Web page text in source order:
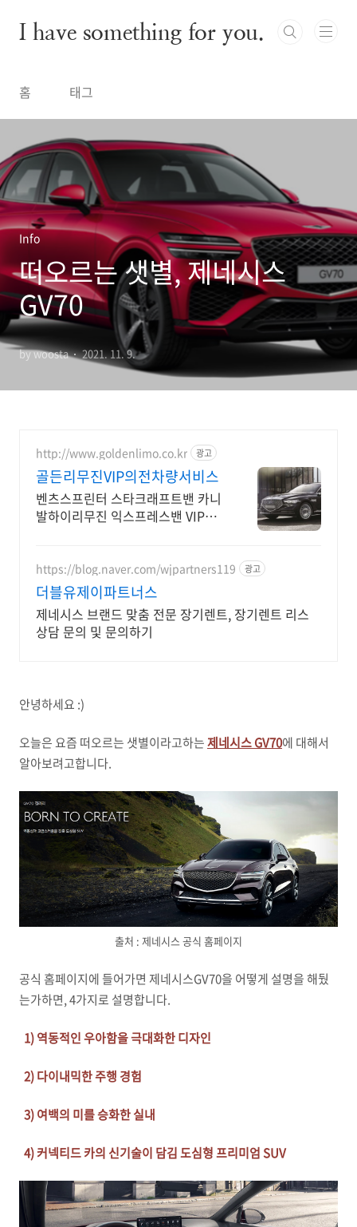
I have something for you.
홈 태그
Info
떠오르는 샛별, 제네시스
GV70
by woosta 2021. 11. 9.
http://www.goldenlimo.co.kr 광고
골든리무진VIP의전차량서비스
벤츠스프린터 스타크래프트밴 카니
발하이리무진 익스프레스밴 VIP의
https://blog.naver.com/wjpartners119 광고
더블유제이파트너스
제네시스 브랜드 맞춤 전문 장기렌트, 장기렌트 리스
상담 문의 및 문의하기
안녕하세요 :)
오늘은 요즘 떠오르는 샛별이라고하는제네시스 GV70에 대해서
알아보려고합니다.
출처 : 제네시스 공식 홈페이지
공식 홈페이지에 들어가면 제네시스GV70을 어떻게 설명을 해뒀
는가하면, 4가지로 설명합니다.
1) 역동적인 우아함을 극대화한 디자인
2) 다이내믹한 주행 경험
3) 여백의 미를 승화한 실내
4) 커넥티드 카의 신기술이 담김 도심형 프리미엄 SUV